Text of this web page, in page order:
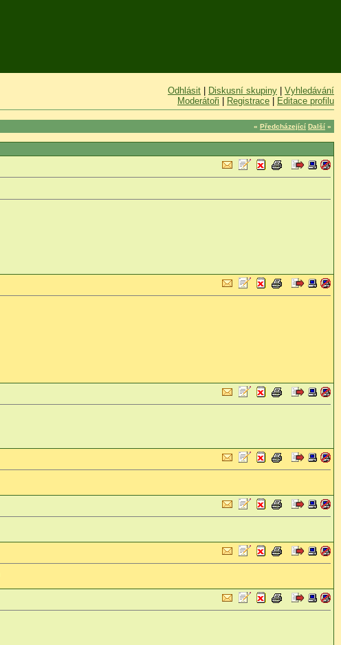
Odhlásit Diskusní skupiny
Vyhledávání
Moderátoři
Registrace Editace profilu
« Předcházející Další »